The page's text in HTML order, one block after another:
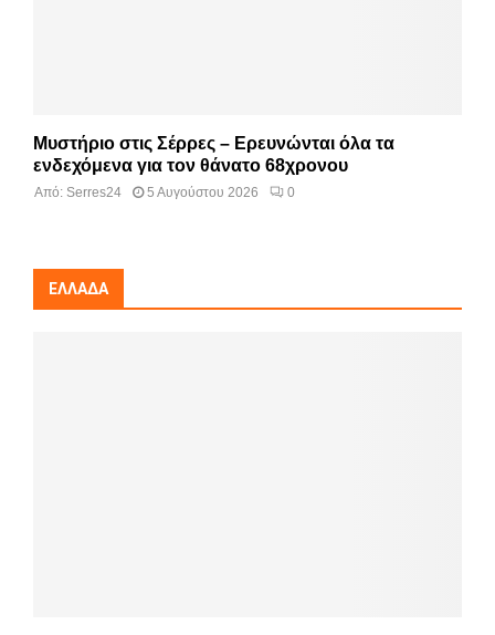
Μυστήριο στις Σέρρες – Ερευνώνται όλα τα
ενδεχόμενα για τον θάνατο 68χρονου
Από: Serres24 5 Αυγούστου 2026 0
ΕΛΛΆΔΑ